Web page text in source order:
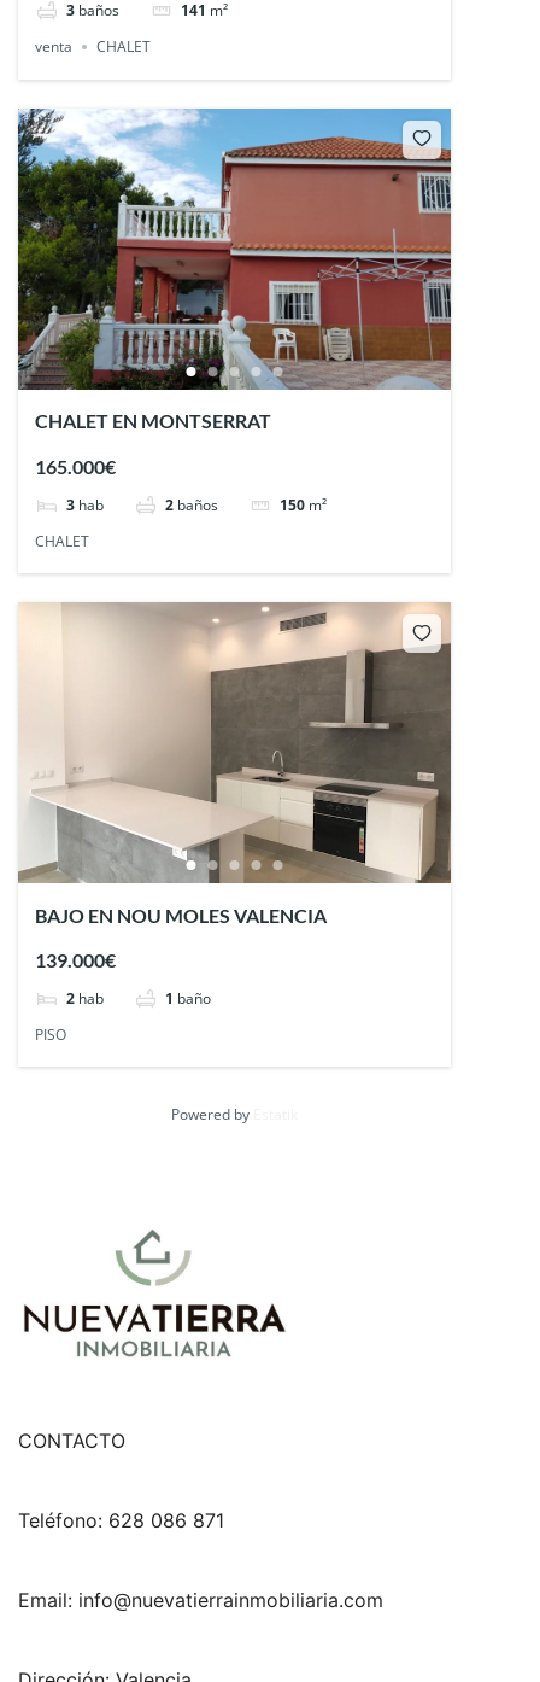
3 baños 141 m²
venta
CHALET
CHALET EN MONTSERRAT
165.000€
3 hab 2 baños 150 m²
CHALET
BAJO EN NOU MOLES VALENCIA
139.000€
2 hab 1 baño
PISO
Powered by
CONTACTO
Teléfono: 628 086 871
Email: info@nuevatierrainmobiliaria.com